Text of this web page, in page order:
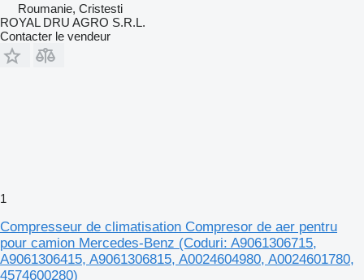
Roumanie, Cristesti
ROYAL DRU AGRO S.R.L.
Contacter le vendeur
1
Compresseur de climatisation Compresor de aer pentru
pour camion Mercedes-Benz (Coduri: A9061306715,
A9061306415, A9061306815, A0024604980, A0024601780,
4574600280)